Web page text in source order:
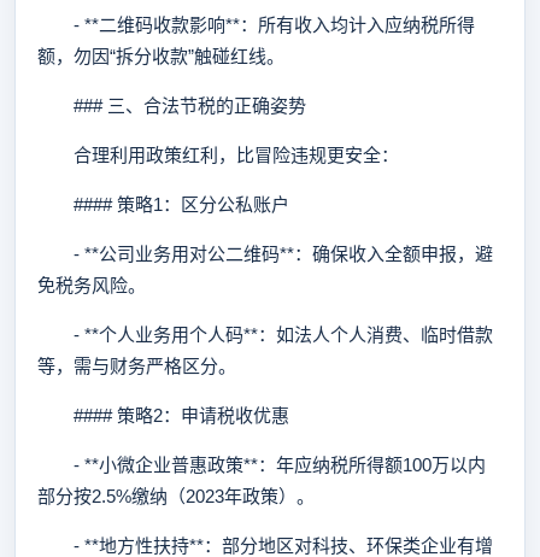
- **二维码收款影响**：所有收入均计入应纳税所得
额，勿因“拆分收款”触碰红线。
### 三、合法节税的正确姿势
合理利用政策红利，比冒险违规更安全：
#### 策略1：区分公私账户
- **公司业务用对公二维码**：确保收入全额申报，避
免税务风险。
- **个人业务用个人码**：如法人个人消费、临时借款
等，需与财务严格区分。
#### 策略2：申请税收优惠
- **小微企业普惠政策**：年应纳税所得额100万以内
部分按2.5%缴纳（2023年政策）。
- **地方性扶持**：部分地区对科技、环保类企业有增